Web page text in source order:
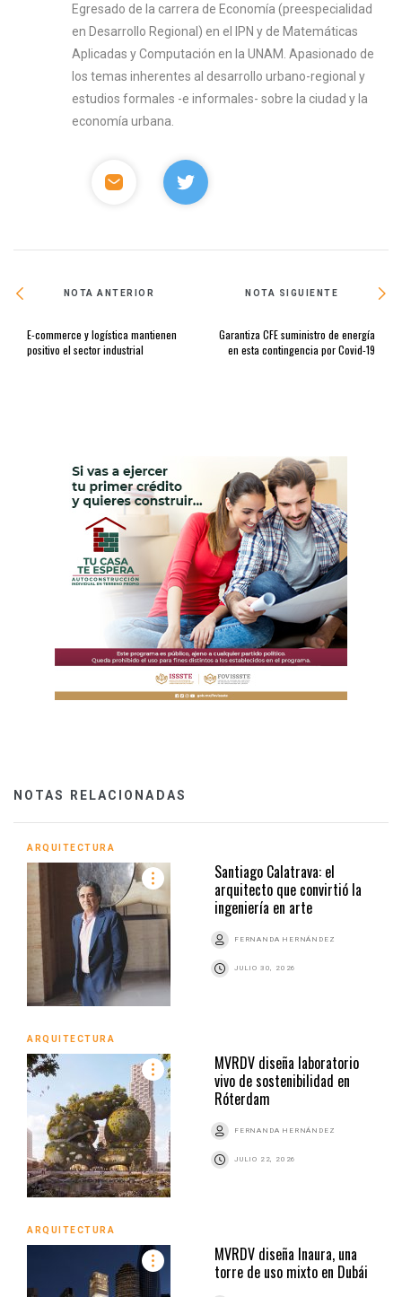
Egresado de la carrera de Economía (preespecialidad
en Desarrollo Regional) en el IPN y de Matemáticas
Aplicadas y Computación en la UNAM. Apasionado de
los temas inherentes al desarrollo urbano-regional y
estudios formales -e informales- sobre la ciudad y la
economía urbana.
NOTA ANTERIOR
E-commerce y logística mantienen
positivo el sector industrial
NOTA SIGUIENTE
Garantiza CFE suministro de energía
en esta contingencia por Covid-19
NOTAS RELACIONADAS
ARQUITECTURA
Santiago Calatrava: el
arquitecto que convirtió la
ingeniería en arte
FERNANDA HERNÁNDEZ
JULIO 30, 2026
ARQUITECTURA
MVRDV diseña laboratorio
vivo de sostenibilidad en
Róterdam
FERNANDA HERNÁNDEZ
JULIO 22, 2026
ARQUITECTURA
MVRDV diseña Inaura, una
torre de uso mixto en Dubái